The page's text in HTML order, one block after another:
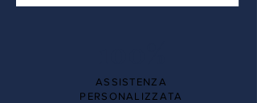
ASSISTENZA
PERSONALIZZATA